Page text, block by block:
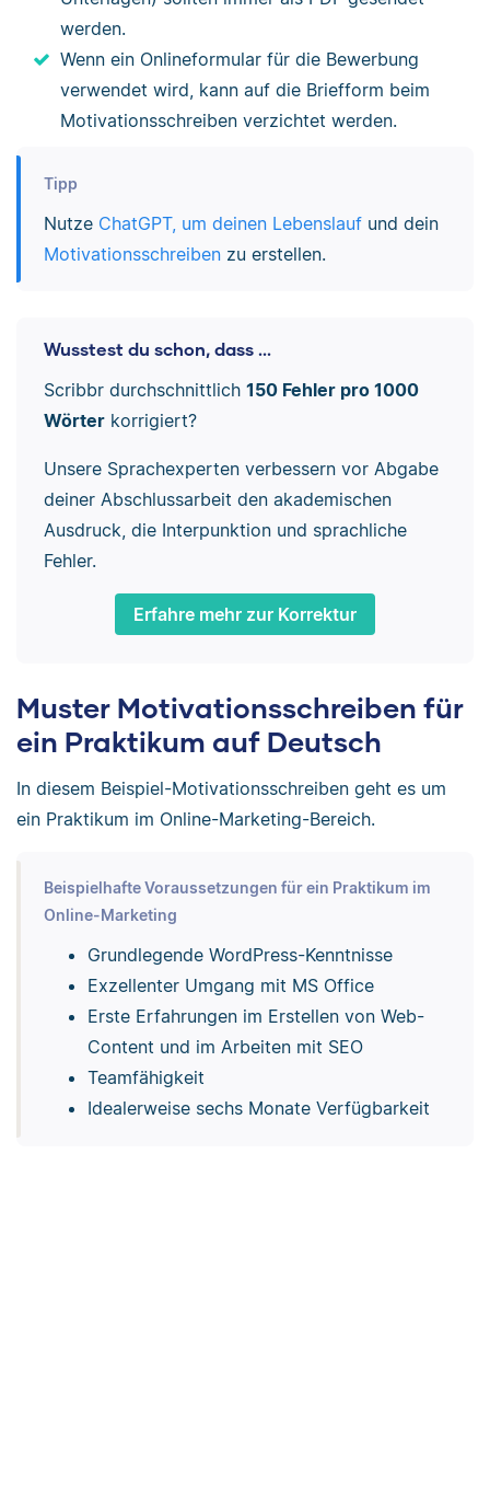
werden.
Wenn ein Onlineformular für die Bewerbung
verwendet wird, kann auf die Briefform beim
Motivationsschreiben verzichtet werden.
Tipp
Nutze ChatGPT, um deinen Lebenslaufund dein
Motivationsschreibenzu erstellen.
Wusstest du schon, dass ...
Scribbr durchschnittlich 150 Fehler pro 1000
Wörterkorrigiert?
Unsere Sprachexperten verbessern vor Abgabe
deiner Abschlussarbeit den akademischen
Ausdruck, die Interpunktion und sprachliche
Fehler.
Erfahre mehr zur Korrektur
Muster Motivationsschreiben für
ein Praktikum auf Deutsch
In diesem Beispiel-Motivationsschreiben geht es um
ein Praktikum im Online-Marketing-Bereich.
Beispielhafte Voraussetzungen für ein Praktikum im
Online-Marketing
Grundlegende WordPress-Kenntnisse
Exzellenter Umgang mit MS Office
Erste Erfahrungen im Erstellen von Web-
Content und im Arbeiten mit SEO
Teamfähigkeit
Idealerweise sechs Monate Verfügbarkeit